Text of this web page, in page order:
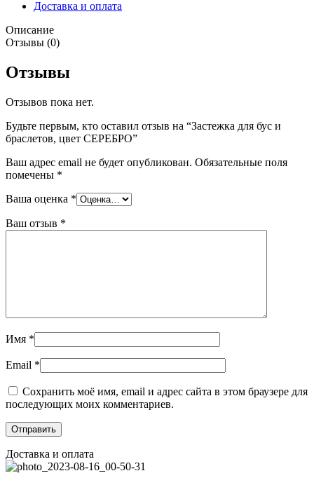
Доставка и оплата
Описание
Отзывы (0)
Отзывы
Отзывов пока нет.
Будьте первым, кто оставил отзыв на “Застежка для бус и
браслетов, цвет СЕРЕБРО”
Ваш адрес email не будет опубликован. Обязательные поля
помечены *
Ваша оценка *
Ваш отзыв *
Имя *
Email *
Сохранить моё имя, email и адрес сайта в этом браузере для
последующих моих комментариев.
Доставка и оплата